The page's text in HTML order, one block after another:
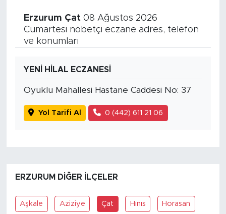
Erzurum Çat08 Ağustos 2026
Cumartesi nöbetçi eczane adres, telefon
ve konumları
YENİ HİLAL ECZANESİ
Oyuklu Mahallesi Hastane Caddesi No: 37
Yol Tarifi Al 0 (442) 611 21 06
ERZURUM DIĞER İLÇELER
Aşkale Aziziye Çat Hınıs Horasan